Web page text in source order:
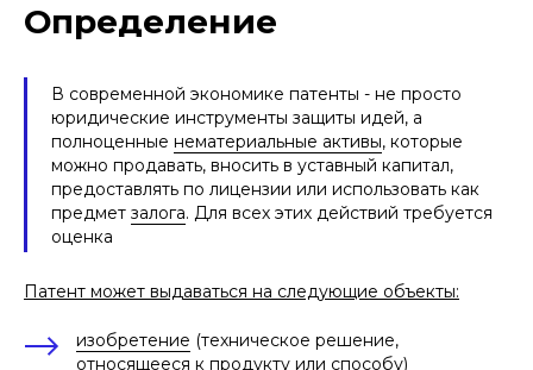
Определение
В современной экономике патенты - не просто
юридические инструменты защиты идей, а
полноценные нематериальные активы, которые
можно продавать, вносить в уставный капитал,
предоставлять по лицензии или использовать как
предмет залога. Для всех этих действий требуется
оценка
Патент может выдаваться на следующие объекты:
изобретение (техническое решение,
относящееся к продукту или способу)